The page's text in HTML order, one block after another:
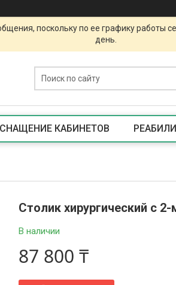
поскольку по ее графику работы
день.
КАБИНЕТОВ
Столик хирургический с
В наличии
87 800 ₸